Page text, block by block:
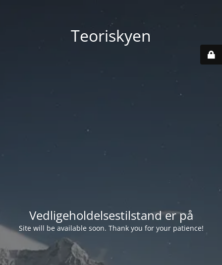
Teoriskyen
Vedligeholdelsestilstand er på
Site will be available soon. Thank you for your patience!